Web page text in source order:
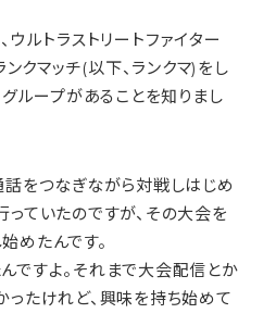
ウルトラストリートファイター
クマッチ(以下、ランクマ)をし
ループがあることを知りまし
話をつなぎながら対戦しはじめ
っていたのですが、その大会を
めたんです。
ですよ。それまで大会配信とか
ったけれど、興味を持ち始めて